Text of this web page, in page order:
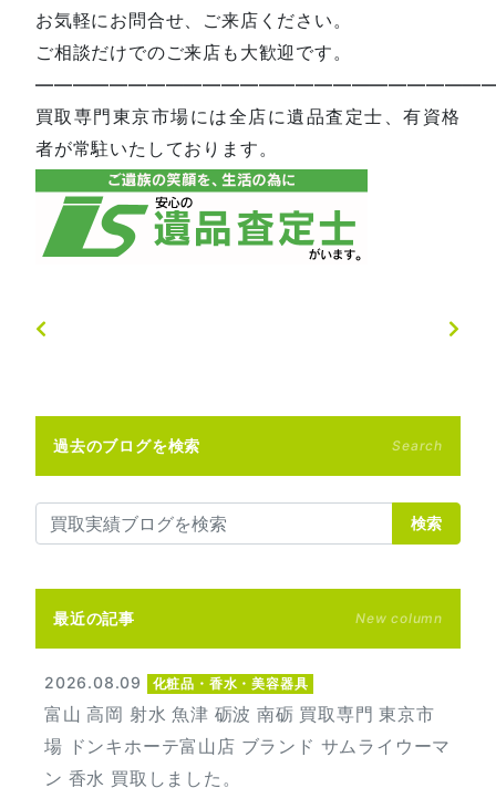
お気軽にお問合せ、ご来店ください。
ご相談だけでのご来店も大歓迎です。
買取専門東京市場には全店に遺品査定士、有資格
者が常駐いたしております。
過去のブログを検索 Search
検索
最近の記事 New column
2026.08.09 化粧品・香水・美容器具
富山 高岡 射水 魚津 砺波 南砺 買取専門 東京市
場 ドンキホーテ富山店 ブランド サムライウーマ
ン 香水 買取しました。